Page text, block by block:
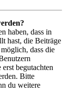
haben, dass in
hast, die Beiträge
dass die
begutachten
Bitte
du weitere